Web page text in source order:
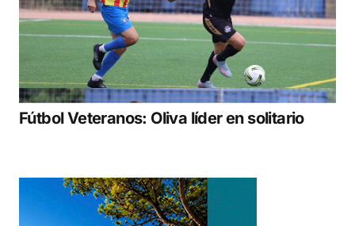
Fútbol Veteranos: Oliva líder en solitario